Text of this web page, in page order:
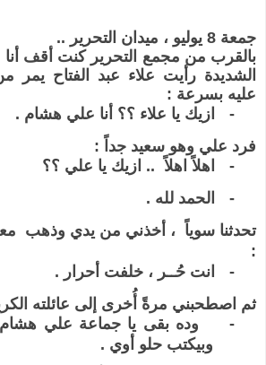
جمعة 8 يوليو ، ميدان التحرير ..
بالقرب من مجمع التحرير كنت أقف أنا
الشديدة رأيت علاء عبد الفتاح
عليه بسرعة :
-
ازيك يا علاء ؟؟ أنا علي هشام .
فرد علي وهو سعيد جداً :
-
اهلاً اهلاً .. ازيك يا علي ؟؟
-
الحمد لله .
تحدثنا سوياً ، أخذني من يدي وذهب
:
-
انت حُــر ، خلفت أحرار .
ثم اصطحبني مرةً أُخرى إلى عائلته
-
وبيكتب حلو أوي .